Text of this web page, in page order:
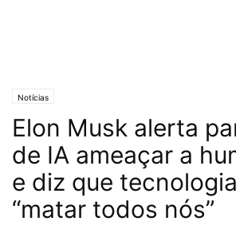
Notícias
Elon Musk alerta
de IA ameaçar a
e diz que
“matar todos nós”